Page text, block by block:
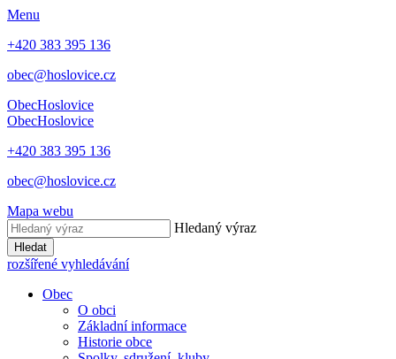
Menu
+420 383 395 136
obec@hoslovice.cz
ObecHoslovice
ObecHoslovice
+420 383 395 136
obec@hoslovice.cz
Mapa webu
Hledaný výraz
Hledat
rozšířené vyhledávání
Obec
O obci
Základní informace
Historie obce